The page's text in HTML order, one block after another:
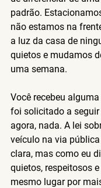
padrão.
não estamos na
a luz da casa de
quietos e mudamos
uma semana.
Você recebeu
foi solicitado a seguir
agora, nada. A lei
veículo na via
clara, mas como eu
quietos, respeitosos
mesmo lugar por